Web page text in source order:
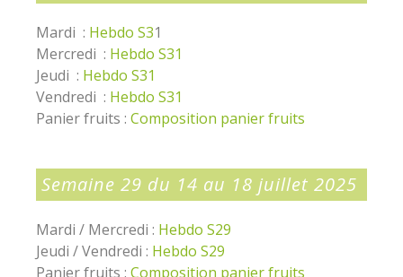
Mardi : Hebdo S31
Mercredi : Hebdo S31
Jeudi : Hebdo S31
Vendredi : Hebdo S31
Panier fruits : Composition panier fruits
Semaine 29 du 14 au 18 juillet 2025
Mardi / Mercredi : Hebdo S29
Jeudi / Vendredi : Hebdo S29
Panier fruits : Composition panier fruits